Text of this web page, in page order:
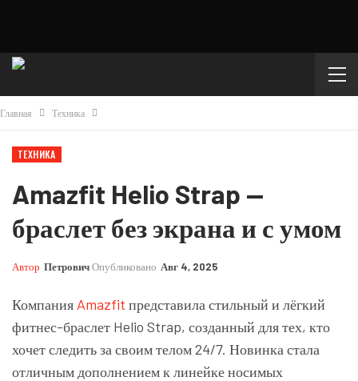
Главная Техника
ТЕХНИКА
Amazfit Helio Strap —
браслет без экрана и с умом
Автор ПетровичОпубликовано Авг 4, 2025
Компания Amazfit представила стильный и лёгкий
фитнес-браслет Helio Strap, созданный для тех, кто
хочет следить за своим телом 24/7. Новинка стала
отличным дополнением к линейке носимых